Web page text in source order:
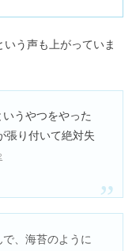
いう声も上がっていま
うやつをやった
張り付いて絶対失
、海苔のように